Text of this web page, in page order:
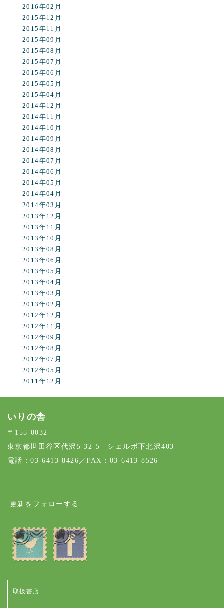
2016年02月
2015年12月
2015年11月
2015年09月
2015年08月
2015年07月
2015年06月
2015年05月
2015年04月
2014年12月
2014年11月
2014年10月
2014年09月
2014年08月
2014年07月
2014年06月
2014年05月
2014年04月
2014年03月
2013年12月
2013年11月
2013年10月
2013年08月
2013年06月
2013年05月
2013年04月
2013年03月
2013年02月
2012年12月
2012年11月
2012年09月
2012年08月
2012年07月
2012年05月
2011年12月
いりの舎
〒155-0032
東京都世田谷区代沢5-32-5 シェルボ下北沢403
電話：03-6413-8426／FAX：03-6413-8526
更新をフォローする
取扱書店